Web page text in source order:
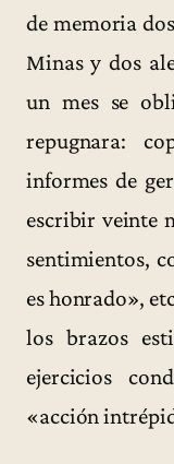
de memoria
Minas y dos
un mes se
repugnara:
informes de
escribir veinte
sentimientos,
es honrado»,
los brazos
ejercicios
«acción